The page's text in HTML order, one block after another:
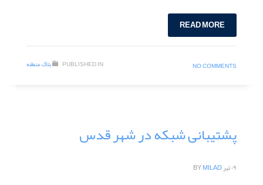
READ MORE
PUBLISHED IN بلاگمنطقه NO COMMENTS
پشتیبانی شبکه در شهر قدس
۰۹ تیر BYMILAD